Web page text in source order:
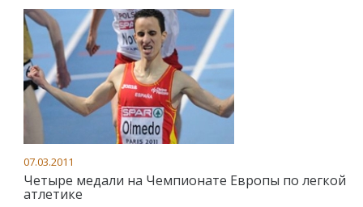
07.03.2011
Четыре медали на Чемпионате Европы по легкой
атлетике